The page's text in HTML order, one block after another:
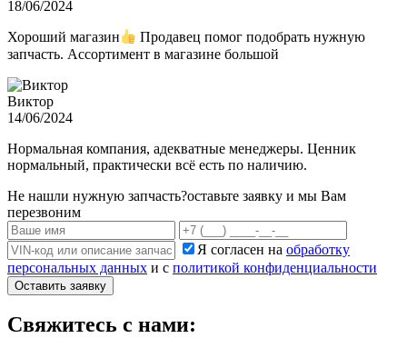
18/06/2024
Хороший магазин
Продавец помог подобрать нужную
запчасть. Ассортимент в магазине большой
Виктор
14/06/2024
Нормальная компания, адекватные менеджеры. Ценник
нормальный, практически всё есть по наличию.
Не нашли нужную запчасть?оставьте заявку и мы Вам
перезвоним
Я согласен на обработку
персональных данных и с политикой конфиденциальности
Оставить заявку
Свяжитесь с нами: